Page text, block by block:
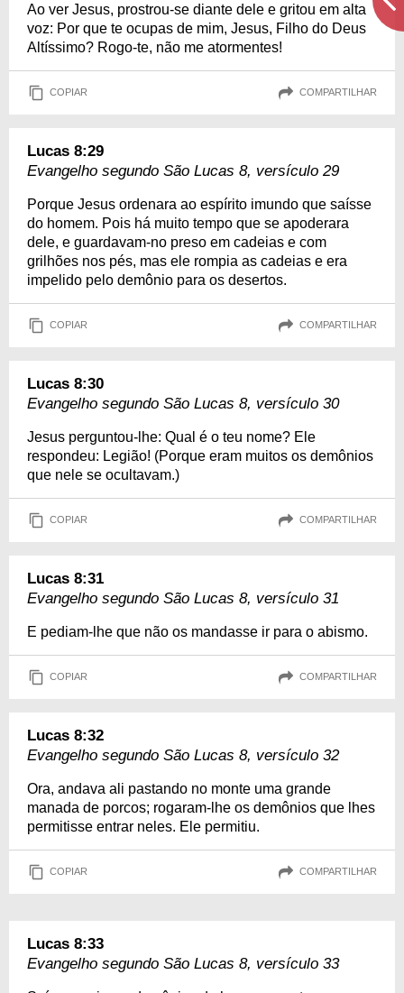
Ao ver Jesus, prostrou-se diante dele e gritou em alta
voz: Por que te ocupas de mim, Jesus, Filho do Deus
Altíssimo? Rogo-te, não me atormentes!
COPIAR COMPARTILHAR
Lucas 8:29
Evangelho segundo São Lucas 8, versículo 29
Porque Jesus ordenara ao espírito imundo que saísse
do homem. Pois há muito tempo que se apoderara
dele, e guardavam-no preso em cadeias e com
grilhões nos pés, mas ele rompia as cadeias e era
impelido pelo demônio para os desertos.
COPIAR COMPARTILHAR
Lucas 8:30
Evangelho segundo São Lucas 8, versículo 30
Jesus perguntou-lhe: Qual é o teu nome? Ele
respondeu: Legião! (Porque eram muitos os demônios
que nele se ocultavam.)
COPIAR COMPARTILHAR
Lucas 8:31
Evangelho segundo São Lucas 8, versículo 31
E pediam-lhe que não os mandasse ir para o abismo.
COPIAR COMPARTILHAR
Lucas 8:32
Evangelho segundo São Lucas 8, versículo 32
Ora, andava ali pastando no monte uma grande
manada de porcos; rogaram-lhe os demônios que lhes
permitisse entrar neles. Ele permitiu.
COPIAR COMPARTILHAR
Lucas 8:33
Evangelho segundo São Lucas 8, versículo 33